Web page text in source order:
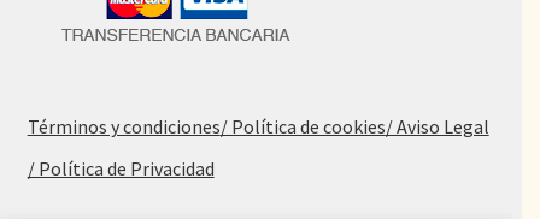
Términos y condiciones/ Política de cookies/ Aviso Legal
/ Política de Privacidad